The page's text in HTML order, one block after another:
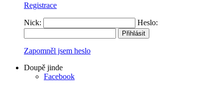
Registrace
Nick: Heslo:
Zapomněl jsem heslo
Doupě jinde
Facebook